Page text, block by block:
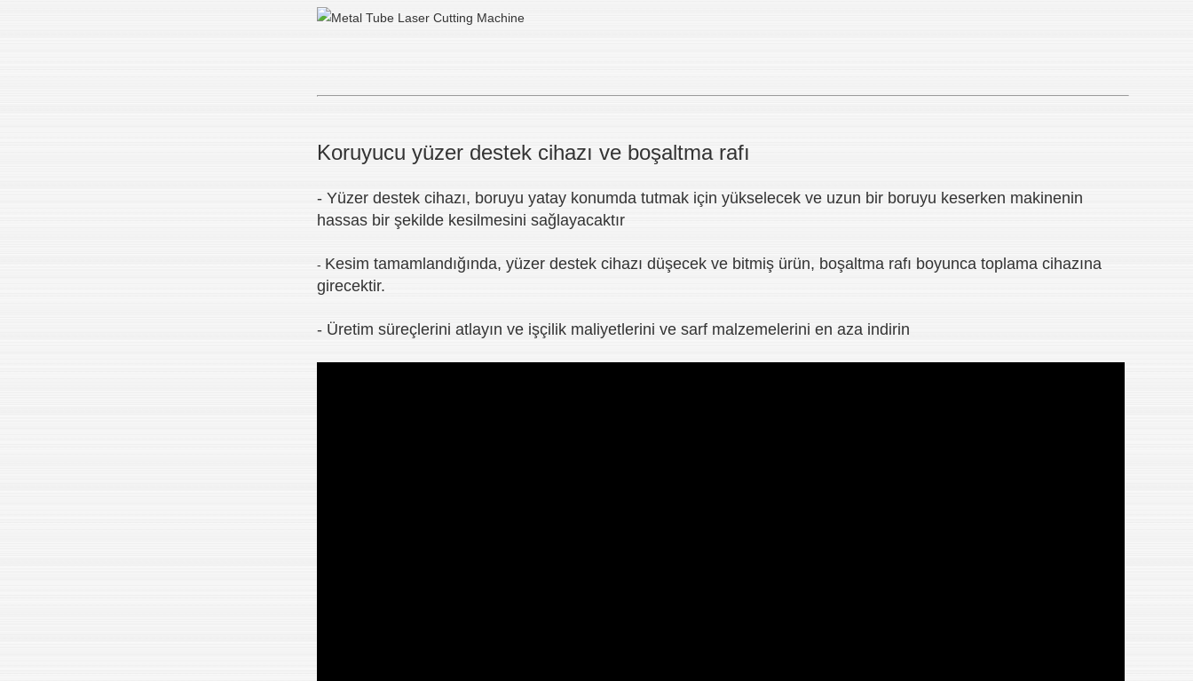
Koruyucu yüzer destek cihazı ve boşaltma rafı
- Yüzer destek cihazı, boruyu yatay konumda tutmak için yükselecek ve uzun bir boruyu keserken makinenin
hassas bir şekilde kesilmesini sağlayacaktır
- Kesim tamamlandığında, yüzer destek cihazı düşecek ve bitmiş ürün, boşaltma rafı boyunca toplama cihazına
girecektir.
- Üretim süreçlerini atlayın ve işçilik maliyetlerini ve sarf malzemelerini en aza indirin